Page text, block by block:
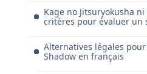
Kage no Jitsuryokusha
critères pour évaluer un
Alternatives légales
Shadow en français